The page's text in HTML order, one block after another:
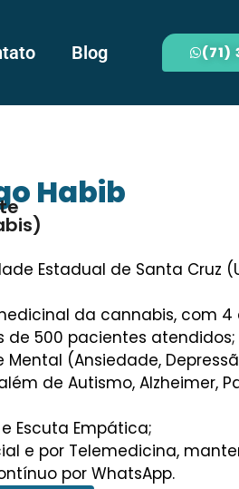
Blog (71)
Habib
Estadual de Santa Cruz
da cannabis, com 4
de 500 pacientes atendidos;
Mental (Ansiedade,
de Autismo, Alzheimer,
Escuta Empática;
e por Telemedicina,
por WhatsApp.